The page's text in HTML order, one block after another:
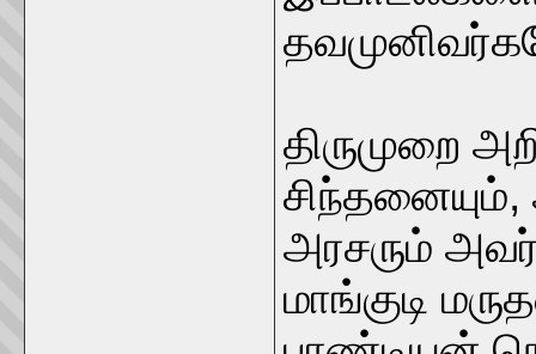
திருமுறை
அரசரும்
மாங்குடி